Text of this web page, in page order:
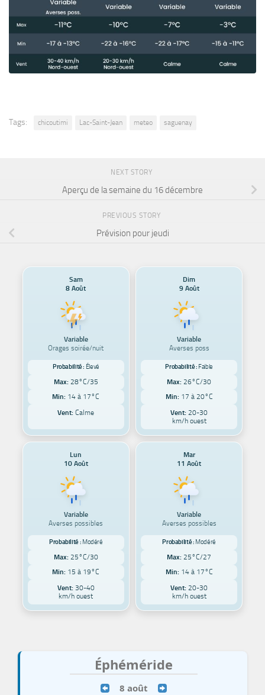
Tags: chicoutimi Lac-Saint-Jean meteo saguenay
NEXT STORY
Aperçu de la semaine du 16 décembre
PREVIOUS STORY
Prévision pour jeudi
Sam
8 Août
Variable
Orages soirée/nuit
Probabilité : Élevé
Max: 28°C/35
Min: 14 à 17°C
Vent: Calme
Dim
9 Août
Variable
Averses poss
Probabilité : Faible
Max: 26°C/30
Min: 17 à 20°C
Vent: 20-30
km/h ouest
Lun
10 Août
Variable
Averses possibles
Probabilité : Modéré
Max: 25°C/30
Min: 15 à 19°C
Vent:30-40
km/h ouest
Mar
11 Août
Variable
Averses possibles
Probabilité : Modéré
Max: 25°C/27
Min: 14 à 17°C
Vent: 20-30
km/h ouest
Éphéméride
8 août